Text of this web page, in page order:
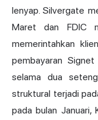
lenyap. Silvergate
Maret dan FDIC
memerintahkan
pembayaran
selama dua
struktural terjadi
pada bulan Januari,